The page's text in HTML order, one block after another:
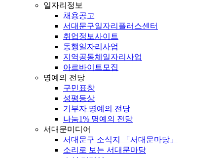
일자리정보
채용공고
서대문구일자리플러스센터
취업정보사이트
동행일자리사업
지역공동체일자리사업
아르바이트모집
명예의 전당
구민표창
성평등상
기부자 명예의 전당
나눔1% 명예의 전당
서대문미디어
서대문구 소식지 「서대문마당」
소리로 보는 서대문마당